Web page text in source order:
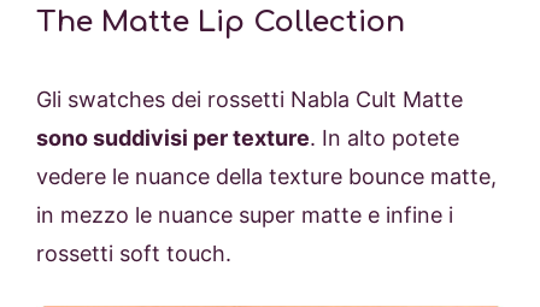
The Matte Lip Collection
Gli swatches dei rossetti Nabla Cult Matte
sono suddivisi per texture. In alto potete
vedere le nuance della texture bounce matte,
in mezzo le nuance super matte e infine i
rossetti soft touch.